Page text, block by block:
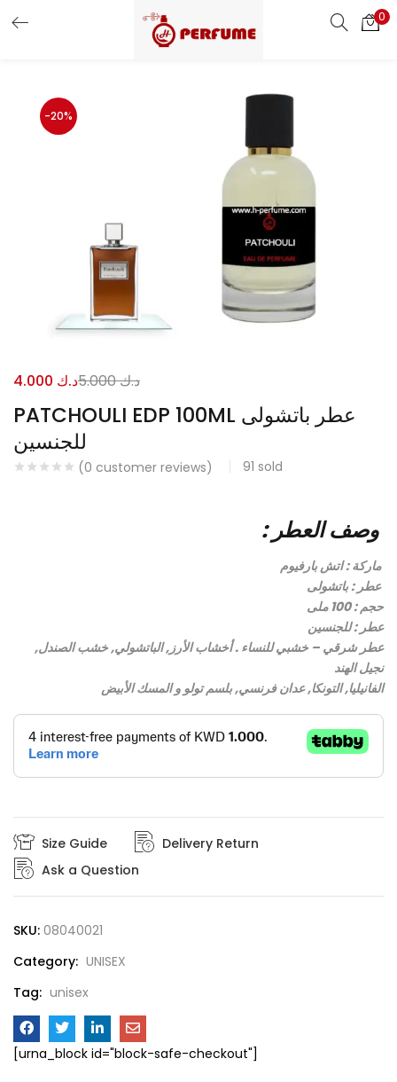
0
-20%
PATCHOULI EDP 100ML عطر باتشولى
للجنسين
(0 customer reviews) 91 sold
د.ك د.ك5.000
ماركة : اتش بارفيوم
عطر : باتشولى
حجم : 100 ملى
عطر : للجنسين
عطر شرقي – خشبي للنساء . أخشاب الأرز, الباتشولي, خشب الصندل,
نجيل الهند
الفانيليا, التونكا, عدان فرنسي, بلسم تولو و المسك الأبيض
Size Guide
Delivery Return
Ask a Question
SKU: 08040021
Category: UNISEX
Tag: unisex
[urna_block id="block-safe-checkout"]
Enter your username and password to login.
Lost password?
Continue with
Facebook
Continue with